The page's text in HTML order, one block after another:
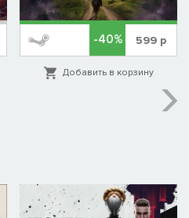
-40% 599 р
Добавить в корзину